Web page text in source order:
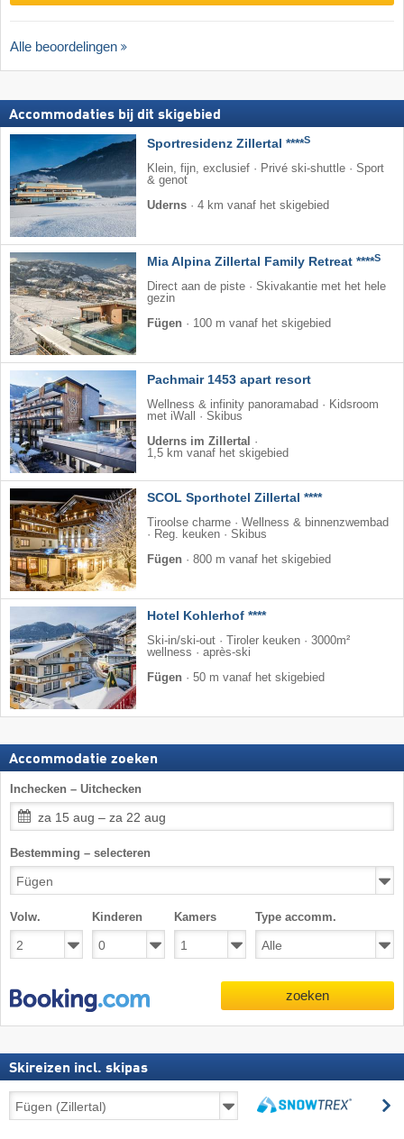
Alle beoordelingen
Accommodaties bij dit skigebied
Sportresidenz Zillertal ****S
Klein, fijn, exclusief · Privé ski-shuttle · Sport
& genot
Uderns · 4 km vanaf het skigebied
Mia Alpina Zillertal Family Retreat ****S
Direct aan de piste · Skivakantie met het hele
gezin
Fügen · 100 m vanaf het skigebied
Pachmair 1453 apart resort
Wellness & infinity panoramabad · Kidsroom
met iWall · Skibus
Uderns im Zillertal ·
1,5 km vanaf het skigebied
SCOL Sporthotel Zillertal ****
Tiroolse charme · Wellness & binnenzwembad
· Reg. keuken · Skibus
Fügen · 800 m vanaf het skigebied
Hotel Kohlerhof ****
Ski-in/ski-out · Tiroler keuken · 3000m²
wellness · après-ski
Fügen · 50 m vanaf het skigebied
Accommodatie zoeken
Inchecken – Uitchecken
za 15 aug – za 22 aug
Bestemming – selecteren
Volw. Kinderen Kamers Type accomm.
zoeken
Skireizen incl. skipas
incl.